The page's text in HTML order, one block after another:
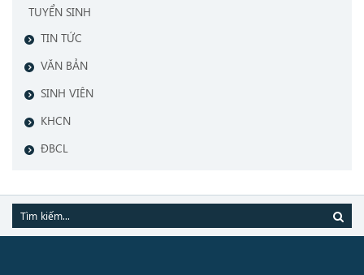
TUYỂN SINH
TIN TỨC
VĂN BẢN
SINH VIÊN
KHCN
ĐBCL